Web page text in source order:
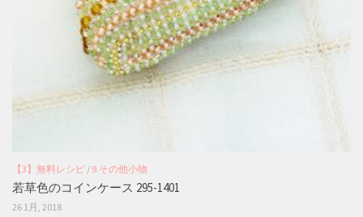
【3】無料レシピ / 9.その他小物
若草色のコインケース 295-1401
26 1月, 2018